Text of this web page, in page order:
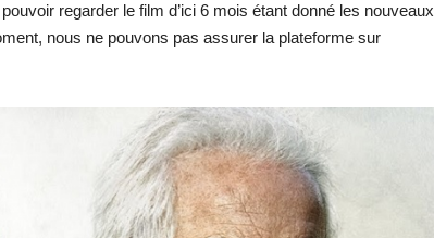
regarder le film d’ici 6 mois étant donné les nouveaux
nous ne pouvons pas assurer la plateforme sur